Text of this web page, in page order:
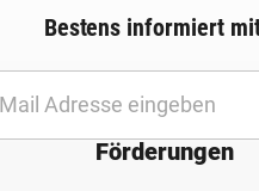
Bestens informiert
Förderungen